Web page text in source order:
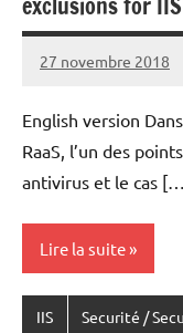
27 novembre 2018
Laurent
ACKER
English version
RaaS, l’un des
antivirus et le cas
Lire la suite
IIS Securité /